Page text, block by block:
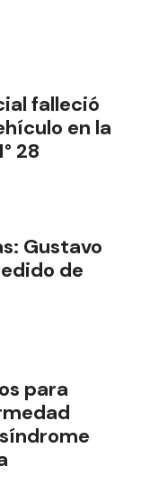
falleció
en la
28
Gustavo
de
para